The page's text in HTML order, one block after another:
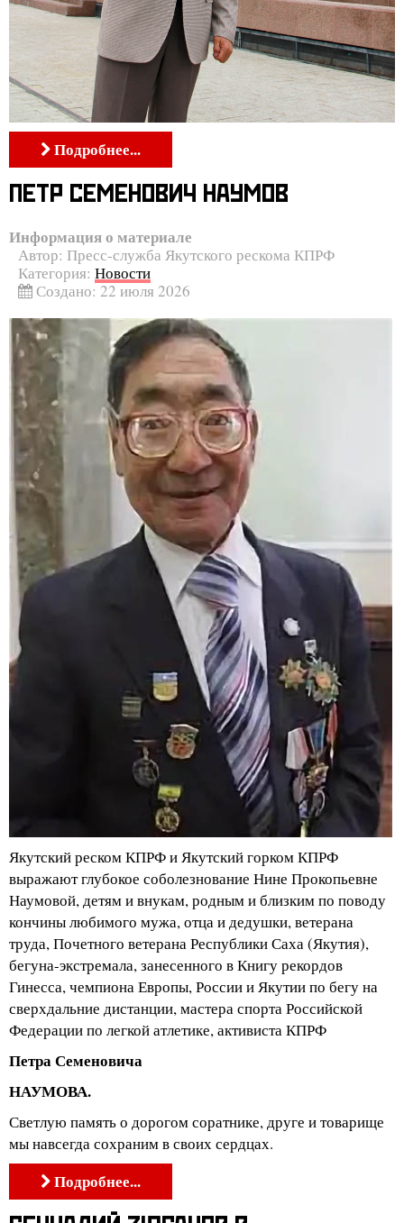
Подробнее...
ПЕТР СЕМЕНОВИЧ НАУМОВ
Информация о материале
Автор: Пресс-служба Якутского рескома КПРФ
Категория: Новости
Создано: 22 июля 2026
Якутский реском КПРФ и Якутский горком КПРФ
выражают глубокое соболезнование Нине Прокопьевне
Наумовой, детям и внукам, родным и близким по поводу
кончины любимого мужа, отца и дедушки, ветерана
труда, Почетного ветерана Республики Саха (Якутия),
бегуна-экстремала, занесенного в Книгу рекордов
Гинесса, чемпиона Европы, России и Якутии по бегу на
сверхдальние дистанции, мастера спорта Российской
Федерации по легкой атлетике, активиста КПРФ
Петра Семеновича
НАУМОВА.
Светлую память о дорогом соратнике, друге и товарище
мы навсегда сохраним в своих сердцах.
Подробнее...